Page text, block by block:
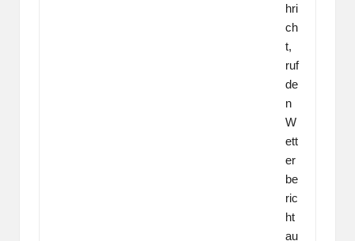
hri
ch
t,
ruf
de
n
W
ett
er
be
ric
ht
au